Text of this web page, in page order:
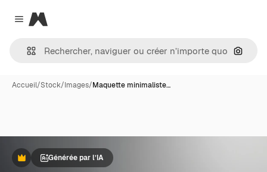
Close menu
Magnific
Accueil/Stock/Images/Maquette minimaliste…
PremiumGénérée par l’IA